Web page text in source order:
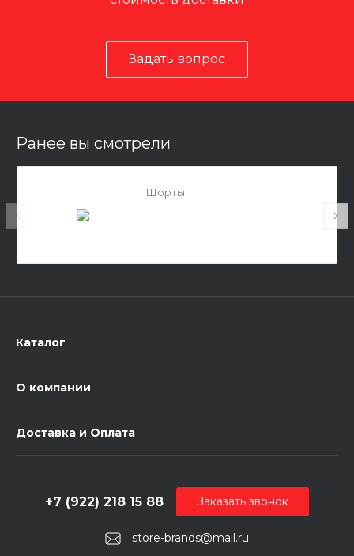
Задать вопрос
Ранее вы смотрели
Шорты
Каталог
О компании
Доставка и Оплата
store-brands@mail.ru
+7 (922) 218 15 88 Заказать звонок